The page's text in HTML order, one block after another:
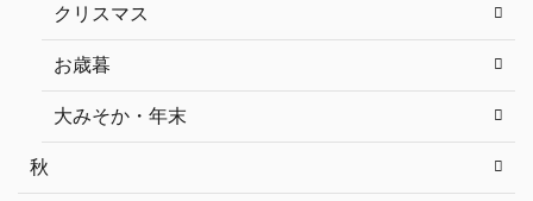
クリスマス
お歳暮
大みそか・年末
秋